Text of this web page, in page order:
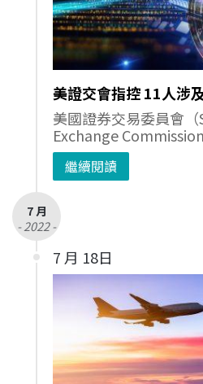
美證交會指控 11人涉
美國證券交易委員會
Exchange
繼續閱讀
7 月
- 2022 -
7 月 18日